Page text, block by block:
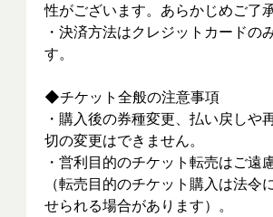
性がございます。あらかじめご了
・決済方法はクレジットカードの
す。
◆チケット全般の注意事項
・購入後の券種変更、払い戻しや
切の変更はできません。
・営利目的のチケット転売はご遠
（転売目的のチケット購入は法令
せられる場合があります）。